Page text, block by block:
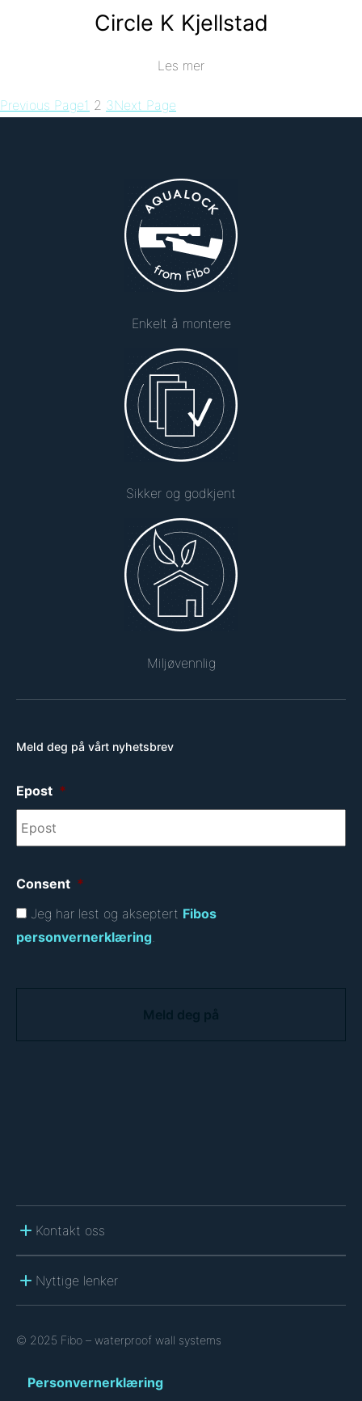
Circle K Kjellstad
Les mer
Previous Page1 2 3Next Page
Enkelt å montere
Sikker og godkjent
Miljøvennlig
Meld deg på vårt nyhetsbrev
Epost *
Consent *
Jeg har lest og akseptert Fibos
personvernerklæring
Kontakt oss
Nyttige lenker
© 2025 Fibo – waterproof wall systems
Personvernerklæring